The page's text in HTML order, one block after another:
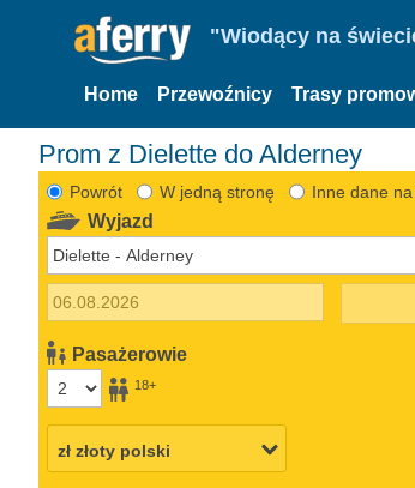
"Wiodący na
Home Przewoźnicy Trasy
Prom z Dielette do Alderney
Powrót W jedną stronę Inne dane
Wyjazd
Pasażerowie
18+